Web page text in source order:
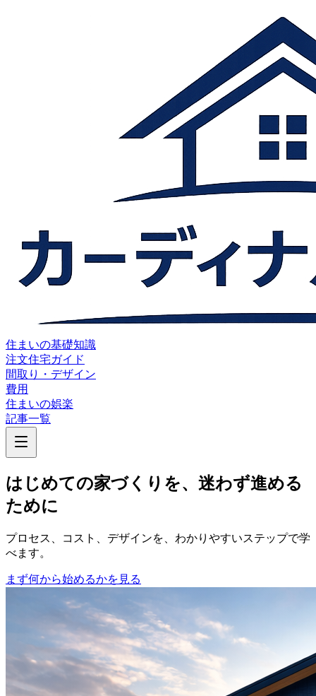
住まいの基礎知識
注文住宅ガイド
間取り・デザイン
費用
住まいの娯楽
記事一覧
はじめての家づくりを、迷わず進める
ために
プロセス、コスト、デザインを、わかりやすいステップで学
べます。
まず何から始めるかを見る